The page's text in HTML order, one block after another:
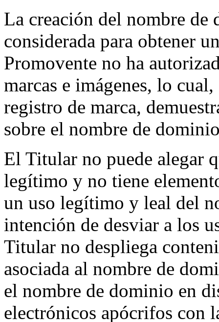
La creación del nombre de
considerada para obtener
Promovente no ha
marcas e imágenes, lo
registro de marca,
sobre el nombre de
El Titular no puede alegar
legítimo y no tiene
un uso legítimo y leal del
intención de desviar a los
Titular no despliega
asociada al nombre de
el nombre de dominio en
electrónicos apócrifos con